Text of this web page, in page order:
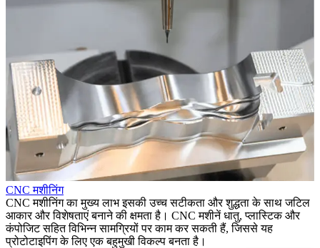
CNC मशीनिंग
CNC मशीनिंग का मुख्य लाभ इसकी उच्च सटीकता और शुद्धता के साथ जटिल
आकार और विशेषताएं बनाने की क्षमता है। CNC मशीनें धातु, प्लास्टिक और
कंपोजिट सहित विभिन्न सामग्रियों पर काम कर सकती हैं, जिससे यह
प्रोटोटाइपिंग के लिए एक बहुमुखी विकल्प बनता है।